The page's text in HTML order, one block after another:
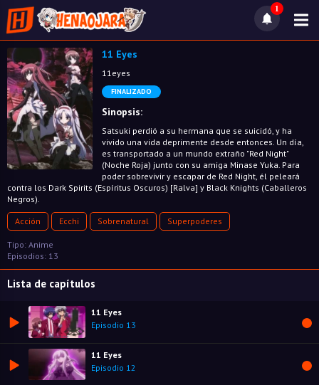
1
11 Eyes
11eyes
FINALIZADO
Sinopsis:
Satsuki perdió a su hermana que se suicidó, y ha
vivido una vida deprimente desde entonces. Un día,
es transportado a un mundo extraño "Red Night"
(Noche Roja) junto con su amiga Minase Yuka. Para
poder sobrevivir y escapar de Red Night, él peleará
contra los Dark Spirits (Espíritus Oscuros) [Ralva] y Black Knights (Caballeros
Negros).
Acción Ecchi Sobrenatural Superpoderes
Tipo: Anime
Episodios: 13
Lista de capítulos
11 Eyes
Episodio 13
11 Eyes
Episodio 12